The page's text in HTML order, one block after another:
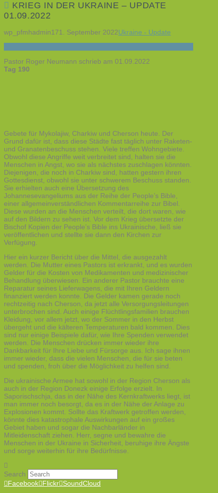
KRIEG IN DER UKRAINE – UPDATE
01.09.2022
wp_pfmhadmin171. September 2022Ukraine - Update
Pastor Roger Neumann schrieb am 01.09.2022
Tag 190
Gebete für Mykolajiw, Charkiw und Cherson heute. Der
Grund dafür ist, dass diese Städte fast täglich unter Raketen-
und Granatenbeschuss stehen. Viele treffen Wohngebiete.
Obwohl diese Angriffe weit verbreitet sind, halten sie die
Menschen in Angst, wo sie als nächstes zuschlagen könnten.
Diejenigen, die noch in Charkiw sind, hatten gestern ihren
Gottesdienst, obwohl sie unter schwerem Beschuss standen.
Sie erhielten auch eine Übersetzung des
Johannesevangeliums aus der Reihe der People’s Bible,
einer allgemeinverständlichen Kommentarreihe zur Bibel.
Diese wurden an die Menschen verteilt, die dort waren, wie
auf den Bildern zu sehen ist. Vor dem Krieg übersetzte der
Bischof Kopien der People’s Bible ins Ukrainische, ließ sie
veröffentlichen und stellte sie dann den Kirchen zur
Verfügung.
Hier ein kurzer Bericht über die Mittel, die ausgezahlt
werden. Die Mutter eines Pastors ist erkrankt, und es wurden
Gelder für die Kosten von Medikamenten und medizinischer
Behandlung überwiesen. Ein anderer Pastor brauchte eine
Reparatur seines Lieferwagens, die mit Ihren Geldern
finanziert werden konnte. Die Gelder kamen gerade noch
rechtzeitig nach Cherson, da jetzt alle Versorgungsleitungen
unterbrochen sind. Auch einige Flüchtlingsfamilien brauchen
Kleidung, vor allem jetzt, wo der Sommer in den Herbst
übergeht und die kälteren Temperaturen bald kommen. Dies
sind nur einige Beispiele dafür, wie Ihre Spenden verwendet
werden. Die Menschen drücken immer wieder ihre
Dankbarkeit für Ihre Liebe und Fürsorge aus. Ich sage ihnen
immer wieder, dass die vielen Menschen, die für sie beten
und spenden, froh über die Möglichkeit zu helfen sind.
Die ukrainische Armee hat sowohl in der Region Cherson als
auch in der Region Donezk einige Erfolge erzielt. In
Saporischschja, das in der Nähe des Kernkraftwerks liegt, ist
man immer noch besorgt, da es in der Nähe der Anlage zu
Explosionen kommt. Sollte das Kraftwerk getroffen werden,
könnte dies katastrophale Auswirkungen auf ein großes
Gebiet haben und sogar die Nachbarländer in
Mitleidenschaft ziehen. Herr, segne und bewahre die
Menschen in der Ukraine in Sicherheit, beruhige ihre Ängste
und sorge weiterhin für ihre Bedürfnisse.
Search
Facebook Flickr SoundCloud